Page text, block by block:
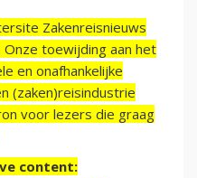
Zakenreisnieuws
toewijding aan het
en onafhankelijke
(zaken)reisindustrie
voor lezers die graag
content: